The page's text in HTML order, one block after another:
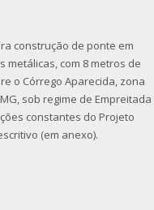
construção de ponte em
metálicas, com 8 metros de
o Córrego Aparecida, zona
sob regime de Empreitada
constantes do Projeto
(em anexo).